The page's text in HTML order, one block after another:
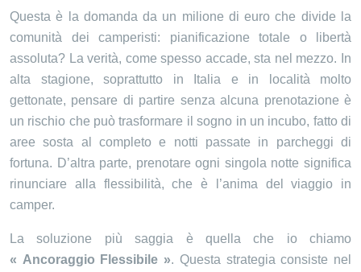
Questa è la domanda da un milione di euro che divide la
comunità dei camperisti: pianificazione totale o libertà
assoluta? La verità, come spesso accade, sta nel mezzo. In
alta stagione, soprattutto in Italia e in località molto
gettonate, pensare di partire senza alcuna prenotazione è
un rischio che può trasformare il sogno in un incubo, fatto di
aree sosta al completo e notti passate in parcheggi di
fortuna. D’altra parte, prenotare ogni singola notte significa
rinunciare alla flessibilità, che è l’anima del viaggio in
camper.
La soluzione più saggia è quella che io chiamo
« Ancoraggio Flessibile ». Questa strategia consiste nel